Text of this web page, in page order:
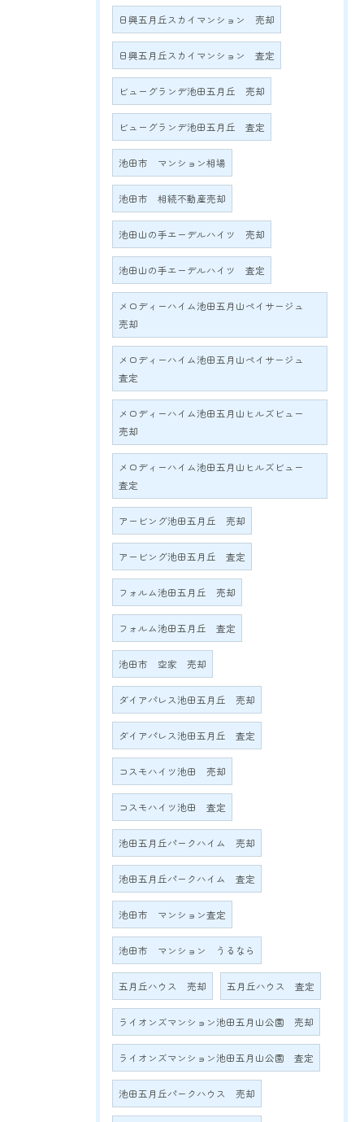
日興五月丘スカイマンション 売却
日興五月丘スカイマンション 査定
ビューグランデ池田五月丘 売却
ビューグランデ池田五月丘 査定
池田市 マンション相場
池田市 相続不動産売却
池田山の手エーデルハイツ 売却
池田山の手エーデルハイツ 査定
メロディーハイム池田五月山ペイサージュ
売却
メロディーハイム池田五月山ペイサージュ
査定
メロディーハイム池田五月山ヒルズビュー
売却
メロディーハイム池田五月山ヒルズビュー
査定
アービング池田五月丘 売却
アービング池田五月丘 査定
フォルム池田五月丘 売却
フォルム池田五月丘 査定
池田市 空家 売却
ダイアパレス池田五月丘 売却
ダイアパレス池田五月丘 査定
コスモハイツ池田 売却
コスモハイツ池田 査定
池田五月丘パークハイム 売却
池田五月丘パークハイム 査定
池田市 マンション査定
池田市 マンション うるなら
五月丘ハウス 売却 五月丘ハウス 査定
ライオンズマンション池田五月山公園 売却
ライオンズマンション池田五月山公園 査定
池田五月丘パークハウス 売却